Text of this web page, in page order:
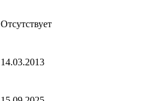
Отсутствует
14.03.2013